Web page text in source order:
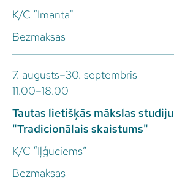
K/C “Imanta"
Bezmaksas
7. augusts–30. septembris
11.00–18.00
Tautas lietišķās mākslas
"Tradicionālais skaistums"
K/C “Iļģuciems”
Bezmaksas